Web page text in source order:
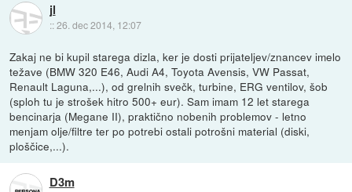
jl
::26. dec 2014, 12:07
Zakaj ne bi kupil starega dizla, ker je dosti prijateljev/znancev imelo
težave (BMW 320 E46, Audi A4, Toyota Avensis, VW Passat,
Renault Laguna,...), od grelnih svečk, turbine, ERG ventilov, šob
(sploh tu je strošek hitro 500+ eur). Sam imam 12 let starega
bencinarja (Megane II), praktično nobenih problemov - letno
menjam olje/filtre ter po potrebi ostali potrošni material (diski,
ploščice,...).
D3m